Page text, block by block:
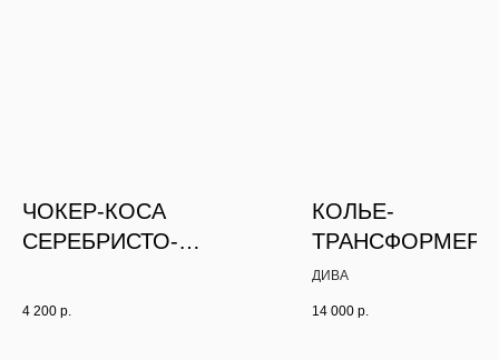
ЧОКЕР-КОСА
СЕРЕБРИСТО-
КУЛОНАМИ
4 200 р.
КОЛЬЕ-
ТРАНСФОРМЕР
ПОЛЕТ
ДИВА
14 000 р.